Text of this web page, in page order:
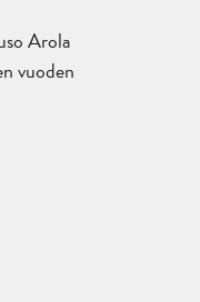
Arola
vuoden